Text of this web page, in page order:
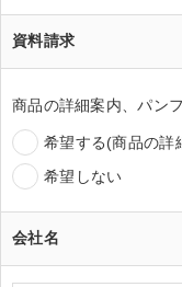
資料請求
商品の詳細案内、パン
希望する(商品の詳
希望しない
会社名